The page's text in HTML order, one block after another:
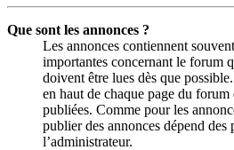
Que sont les annonces ?
Les annonces contiennent
importantes concernant le forum
doivent être lues dès que
en haut de chaque page du forum
publiées. Comme pour les
publier des annonces dépend des
l’administrateur.